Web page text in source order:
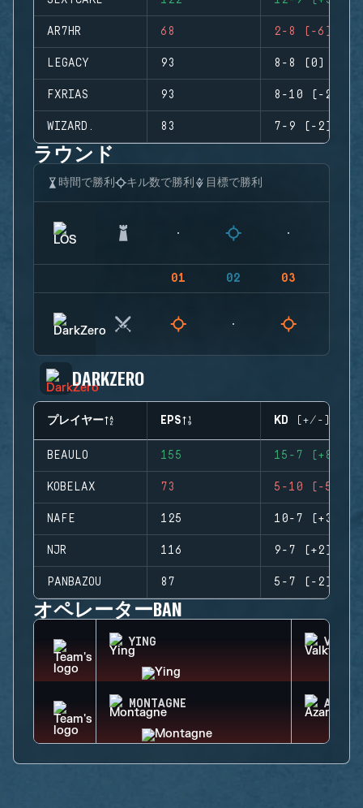
AR7HR 68 2-8 (-6)
LEGACY 93 8-8 (0)
FXRIAS 93 8-10 (-2)
WIZARD. 83 7-9 (-2)
ラウンド
時間で勝利 キル数で勝利 目標で勝利
01 02 03
DARKZERO
プレイヤー EPS KD (+/-)
BEAULO 155 15-7 (+8)
KOBELAX 73 5-10 (-5)
NAFE 125 10-7 (+3)
NJR 116 9-7 (+2)
PANBAZOU 87 5-7 (-2)
オペレーターBAN
YING
MONTAGNE AZAMI